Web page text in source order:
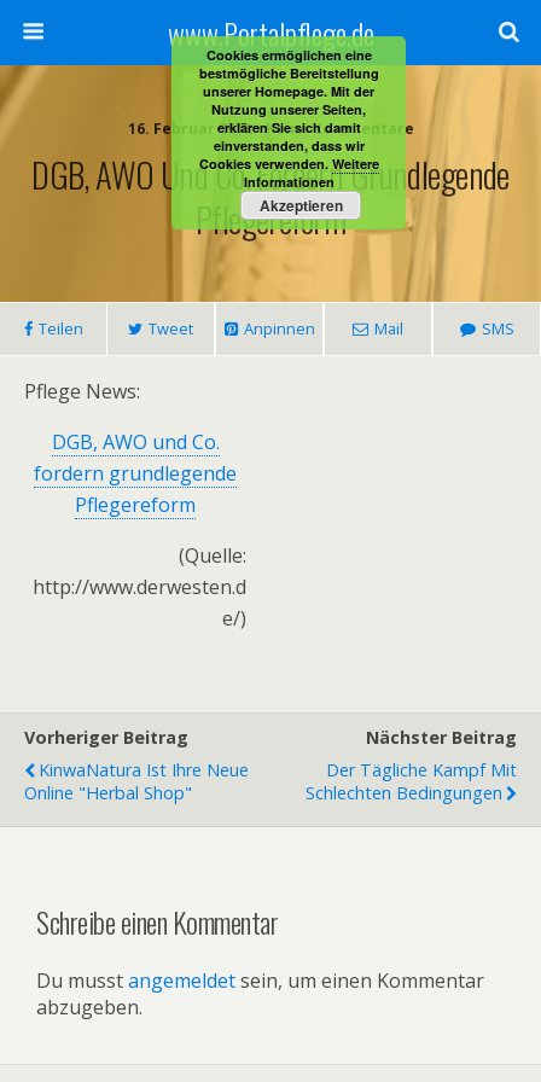
www.Portalpflege.de
16. Februar 2012 • Keine Kommentare
DGB, AWO Und Co. Fordern Grundlegende
Pflegereform
Teilen Tweet Anpinnen Mail SMS
Pflege News:
DGB, AWO und Co.
fordern grundlegende
Pflegereform
(Quelle:
http://www.derwesten.d
e/)
Vorheriger Beitrag
KinwaNatura Ist Ihre Neue
Online "Herbal Shop"
Nächster Beitrag
Der Tägliche Kampf Mit
Schlechten Bedingungen
Schreibe einen Kommentar
Du musstangemeldetsein, um einen Kommentar
abzugeben.
Cookies ermöglichen eine
bestmögliche Bereitstellung
unserer Homepage. Mit der
Nutzung unserer Seiten,
erklären Sie sich damit
einverstanden, dass wir
Cookies verwenden. Weitere
Informationen
Akzeptieren